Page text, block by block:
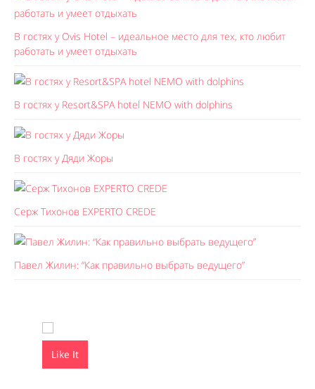
В гостях у Ovis Hotel – идеальное место для тех, кто любит
работать и умеет отдыхать
В гостях у Resort&SPA hotel NEMO with dolphins
В гостях у Дяди Жоры
Серж Тихонов EXPERTO CREDE
Павел Жилин: “Как правильно выбрать ведущего”
Like It